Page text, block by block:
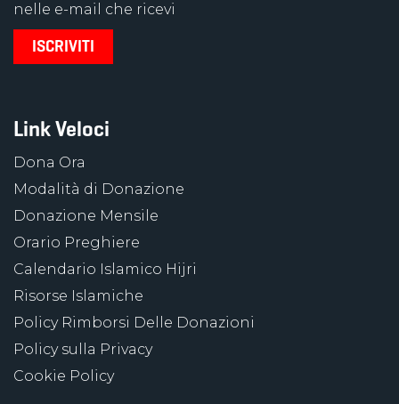
nelle e-mail che ricevi
Link Veloci
Dona Ora
Modalità di Donazione
Donazione Mensile
Orario Preghiere
Calendario Islamico Hijri
Risorse Islamiche
Policy Rimborsi Delle Donazioni
Policy sulla Privacy
Cookie Policy